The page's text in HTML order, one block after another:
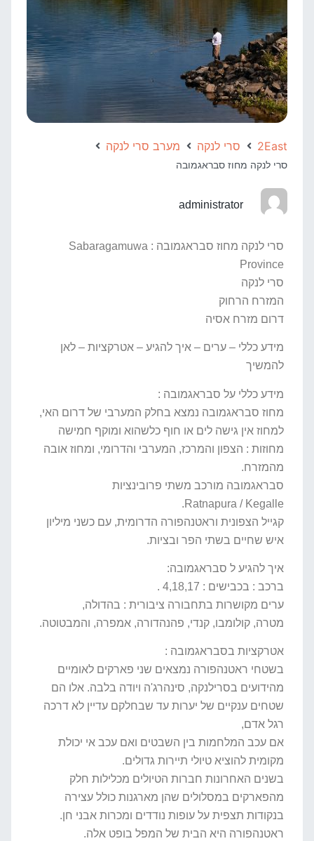
2East סרי לנקה מערב סרי לנקה
סרי לנקה מחוז סבראגמובה
administrator
סרי לנקה מחוז סבראגמובה : Sabaragamuwa
Province
סרי לנקה
המזרח הרחוק
דרום מזרח אסיה
מידע כללי – ערים – איך להגיע – אטרקציות – לאן
להמשיך
מידע כללי על סבראגמובה :
מחוז סבראגמובה נמצא בחלק המערבי של דרום האי,
למחוז אין גישה לים או חוף כלשהוא ומוקף חמישה
מחוזות : הצפון והמרכז, המערבי והדרומי, ומחוז אובה
מהמזרח.
סבראגמובה מורכב משתי פרובינציות
Ratnapura / Kegalle.
קגייל הצפונית וראטנהפורה הדרומית, עם כשני מיליון
איש שחיים בשתי הפר ובציות.
איך להגיע ל סבראגמובה:
ברכב : בכבישים : 4,18,17 .
ערים מקושרות בתחבורה ציבורית : בהדולה,
מטרה, קולומבו, קנדי, פהנהדורה, אמפרה, והמבטוטה.
אטרקציות בסבראגמובה :
בשטחי ראטנהפורה נמצאים שני פארקים לאומיים
מהידועים בסרילנקה, סינהרג'ה ויודה בלבה. אלו הם
שטחים ענקיים של יערות עד שבחלקם עדיין לא דרכה
רגל אדם,
אם עכב המלחמות בין השבטים ואם עכב אי יכולת
מקומית להוציא טיולי תיירות גדולים.
בשנים האחרונות חברות הטיולים מכלילות חלק
מהפארקים במסלולים שהן מארגנות כולל עצירה
בנקודות תצפית על עופות נודדים ומכרות אבני חן.
ראטנהפורה היא הבית של המפל בופט אלה.